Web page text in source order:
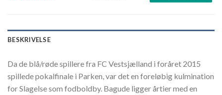
BESKRIVELSE
Da de blå/røde spillere fra FC Vestsjælland i foråret 2015
spillede pokalfinale i Parken, var det en foreløbig kulmination
for Slagelse som fodboldby. Bagude ligger årtier med en